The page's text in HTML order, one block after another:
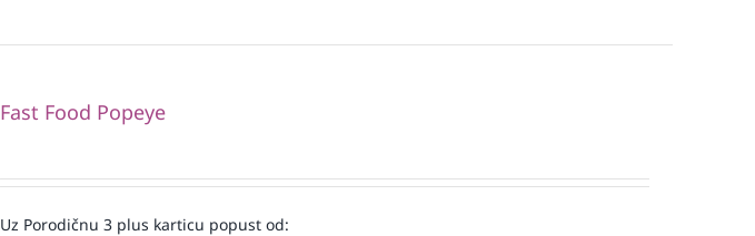
Fast Food Popeye
Uz Porodičnu 3 plus karticu popust od: